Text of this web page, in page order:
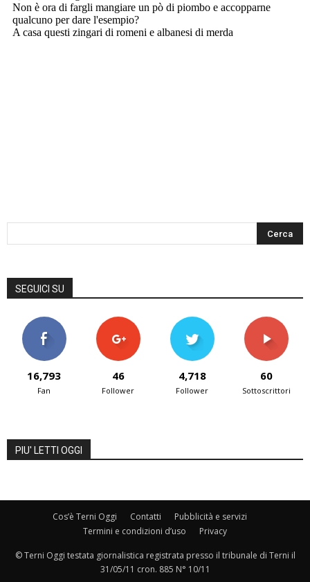
SEGUICI SU
16,793
Fan
46
Follower
4,718
Follower
60
Sottoscrittori
PIU' LETTI OGGI
Cos’è Terni Oggi Contatti
Pubblicità e servizi
Termini e condizioni d’uso
Privacy
© Terni Oggi testata giornalistica registrata presso il tribunale di Terni il
31/05/11 cron. 885 N° 10/11